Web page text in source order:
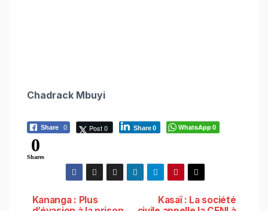
Chadrack Mbuyi
Share 0 Post 0 Share0 WhatsApp0
0
Shares
Kasaï : La société
Kananga : Plus